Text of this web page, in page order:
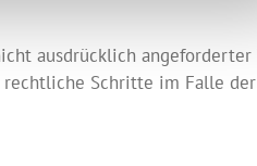
ausdrücklich angeforderter
Schritte im Falle